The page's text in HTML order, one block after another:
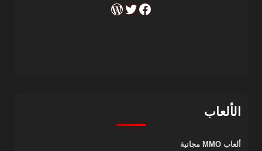
Facebook
X
RSS
الألعاب
ألعاب MMO مجانية